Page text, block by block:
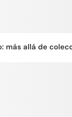
más allá de